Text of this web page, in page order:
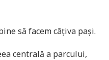
să facem câțiva pași.
centrală a parcului,